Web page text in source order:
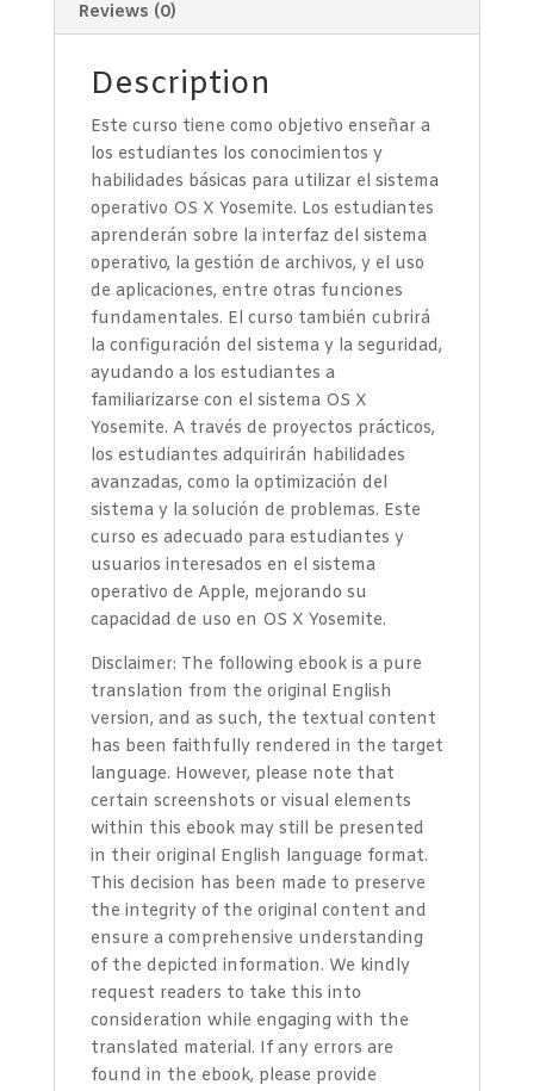
Reviews (0)
Description
Este curso tiene como objetivo enseñar a
los estudiantes los conocimientos y
habilidades básicas para utilizar el sistema
operativo OS X Yosemite. Los estudiantes
aprenderán sobre la interfaz del sistema
operativo, la gestión de archivos, y el uso
de aplicaciones, entre otras funciones
fundamentales. El curso también cubrirá
la configuración del sistema y la seguridad,
ayudando a los estudiantes a
familiarizarse con el sistema OS X
Yosemite. A través de proyectos prácticos,
los estudiantes adquirirán habilidades
avanzadas, como la optimización del
sistema y la solución de problemas. Este
curso es adecuado para estudiantes y
usuarios interesados en el sistema
operativo de Apple, mejorando su
capacidad de uso en OS X Yosemite.
Disclaimer: The following ebook is a pure
translation from the original English
version, and as such, the textual content
has been faithfully rendered in the target
language. However, please note that
certain screenshots or visual elements
within this ebook may still be presented
in their original English language format.
This decision has been made to preserve
the integrity of the original content and
ensure a comprehensive understanding
of the depicted information. We kindly
request readers to take this into
consideration while engaging with the
translated material. If any errors are
found in the ebook, please provide